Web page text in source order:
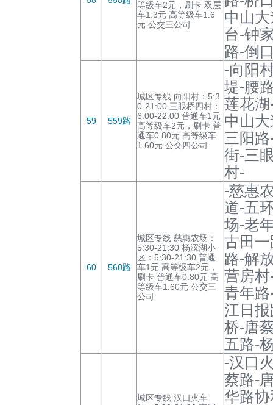
等级车2元，刷卡 双层
车1.3元 高等级车1.6
元 公交三公司
中山
台-钟
路-倒
59 559路
城区专线 向阳村：5:3
0-21:00 三眼桥四村：
6:00-22:00 普通车1元
高等级车2元，刷卡 普
通车0.80元 高等级车
1.60元 公交四公司
-向阳
堤-腰
莲花
中山
三阳
街-三
村-
60 560路
城区专线 慈惠农场：
5:30-21:30 杨汊湖小
区：5:30-21:30 普通
车1元 高等级车2元，
刷卡 普通车0.80元 高
等级车1.60元 公交三
公司
-慈惠
道-五
场-老
古田
路-解
营房
青年
江日
桥-唐
五路-
城区专线 汉口火车
-汉口
蔡路-
华路